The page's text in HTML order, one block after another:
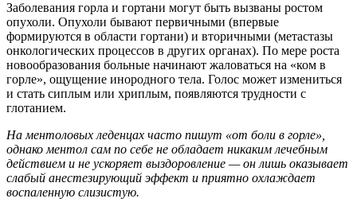
Заболевания горла и гортани могут быть вызваны ростом
опухоли. Опухоли бывают первичными (впервые
формируются в области гортани) и вторичными (метастазы
онкологических процессов в других органах). По мере роста
новообразования больные начинают жаловаться на «ком в
горле», ощущение инородного тела. Голос может измениться
и стать сиплым или хриплым, появляются трудности с
глотанием.
На ментоловых леденцах часто пишут «от боли в горле»,
однако ментол сам по себе не обладает никаким лечебным
действием и не ускоряет выздоровление — он лишь оказывает
слабый анестезирующий эффект и приятно охлаждает
воспаленную слизистую.